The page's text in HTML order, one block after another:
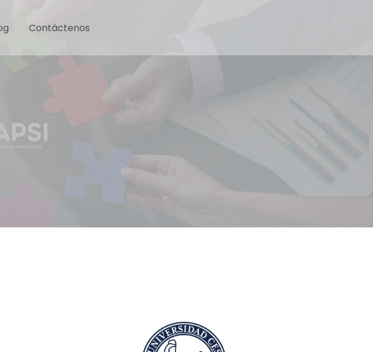
Contáctenos